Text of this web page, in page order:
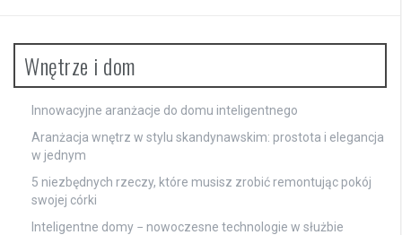
Wnętrze i dom
Innowacyjne aranżacje do domu inteligentnego
Aranżacja wnętrz w stylu skandynawskim: prostota i elegancja
w jednym
5 niezbędnych rzeczy, które musisz zrobić remontując pokój
swojej córki
Inteligentne domy − nowoczesne technologie w służbie